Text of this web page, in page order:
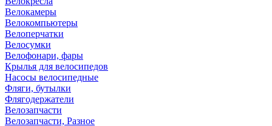
Велокамеры
Велокомпьютеры
Велоперчатки
Велосумки
Велофонари, фары
Крылья для велосипедов
Насосы велосипедные
Фляги, бутылки
Флягодержатели
Велозапчасти
Велозапчасти, Разное